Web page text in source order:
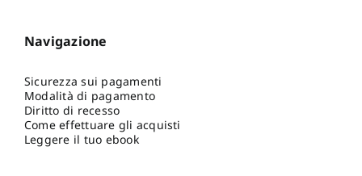
Navigazione
Sicurezza sui pagamenti
Modalità di pagamento
Diritto di recesso
Come effettuare gli acquisti
Leggere il tuo ebook